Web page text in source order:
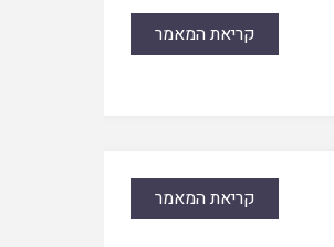
קריאת המאמר
קריאת המאמר